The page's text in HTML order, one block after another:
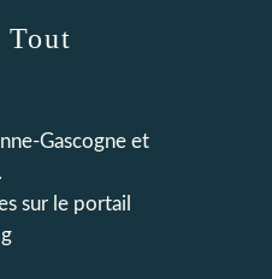
Tout
Gascogne et
sur le portail